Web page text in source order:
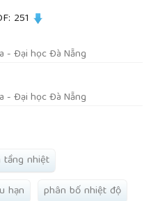
251
- Đại học Đà Nẵng
- Đại học Đà Nẵng
tầng nhiệt
hạn
phân bố nhiệt độ